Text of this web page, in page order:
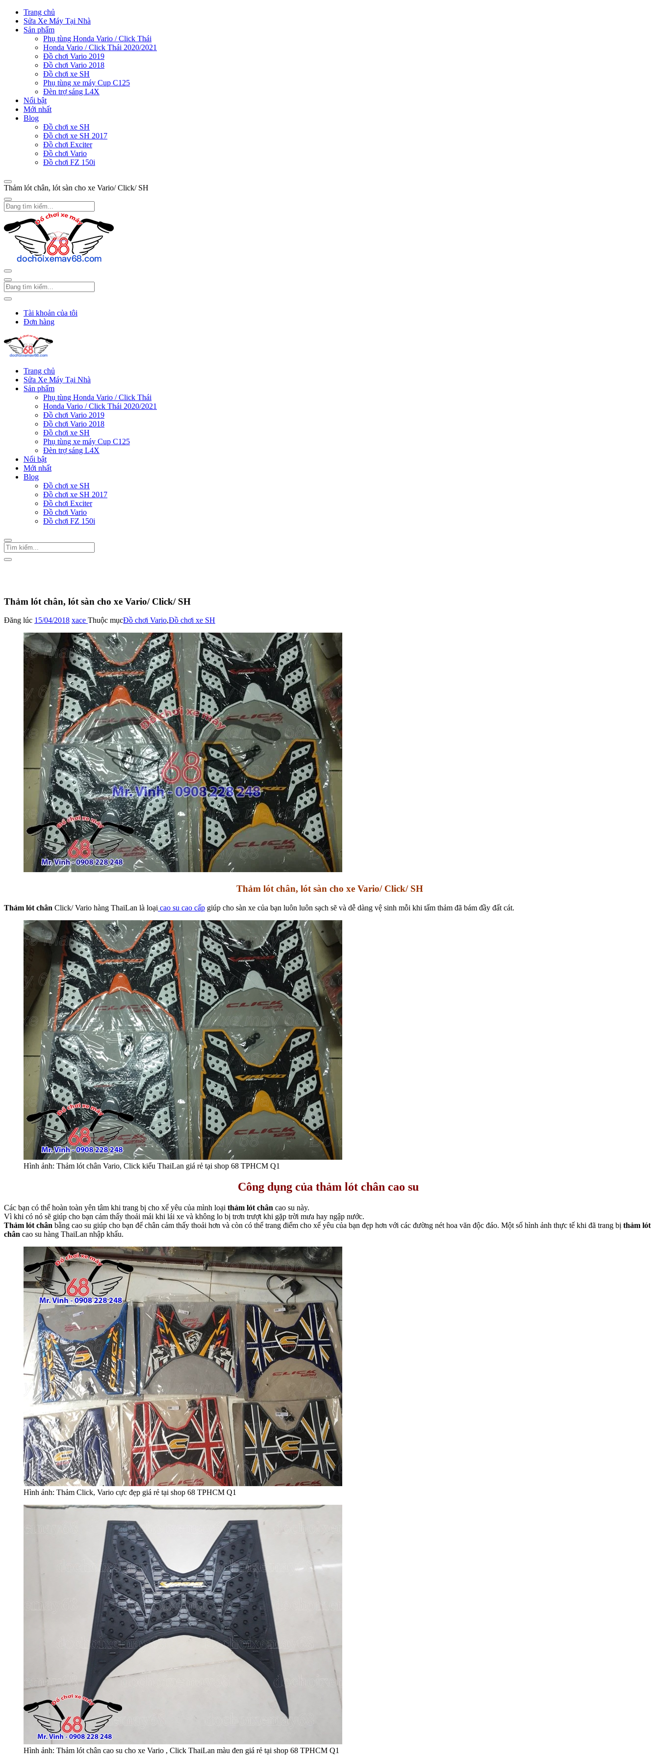
Trang chủ
Sửa Xe Máy Tại Nhà
Sản phẩm
Phụ tùng Honda Vario / Click Thái
Honda Vario / Click Thái 2020/2021
Đồ chơi Vario 2019
Đồ chơi Vario 2018
Đồ chơi xe SH
Phụ tùng xe máy Cup C125
Đèn trợ sáng L4X
Nổi bật
Mới nhất
Blog
Đồ chơi xe SH
Đồ chơi xe SH 2017
Đồ chơi Exciter
Đồ chơi Vario
Đồ chơi FZ 150i
Thảm lót chân, lót sàn cho xe Vario/ Click/ SH
Tài khoản của tôi
Đơn hàng
Trang chủ
Sửa Xe Máy Tại Nhà
Sản phẩm
Phụ tùng Honda Vario / Click Thái
Honda Vario / Click Thái 2020/2021
Đồ chơi Vario 2019
Đồ chơi Vario 2018
Đồ chơi xe SH
Phụ tùng xe máy Cup C125
Đèn trợ sáng L4X
Nổi bật
Mới nhất
Blog
Đồ chơi xe SH
Đồ chơi xe SH 2017
Đồ chơi Exciter
Đồ chơi Vario
Đồ chơi FZ 150i
Thảm lót chân, lót sàn cho xe Vario/ Click/ SH
Đăng lúc 15/04/2018 xace Thuộc mụcĐồ chơi Vario,Đồ chơi xe SH
Thảm lót chân, lót sàn cho xe Vario/ Click/ SH
Thảm lót chân Click/ Vario hàng ThaiLan là loại cao su cao cấp giúp cho sàn xe của bạn luôn luôn sạch sẽ và dễ dàng vệ sinh mỗi khi tấm thảm đã bám đầy đất cát.
Hình ảnh: Thảm lót chân Vario, Click kiểu ThaiLan giá rẻ tại shop 68 TPHCM Q1
Công dụng của thảm lót chân cao su
Các bạn có thể hoàn toàn yên tâm khi trang bị cho xế yêu của mình loại thảm lót chân cao su này.
Vì khi có nó sẽ giúp cho bạn cảm thấy thoải mái khi lái xe và không lo bị trơn trượt khi gặp trời mưa hay ngập nước.
Thảm lót chân bằng cao su giúp cho bạn để chân cảm thấy thoải hơn và còn có thể trang điểm cho xế yêu của bạn đẹp hơn với các đường nét hoa văn độc đáo. Một số hình ảnh thực tế khi đã trang bị thảm lót
chân cao su hàng ThaiLan nhập khẩu.
Hình ảnh: Thảm Click, Vario cực đẹp giá rẻ tại shop 68 TPHCM Q1
Hình ảnh: Thảm lót chân cao su cho xe Vario , Click ThaiLan màu đen giá rẻ tại shop 68 TPHCM Q1